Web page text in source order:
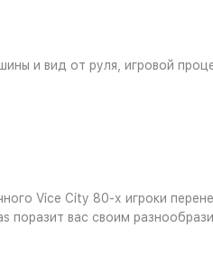
и вид от руля, игровой
Vice City 80-х игроки
поразит вас своим